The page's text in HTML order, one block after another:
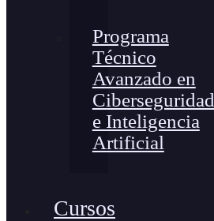
Programa
Técnico
Avanzado en
Ciberseguridad
e Inteligencia
Artificial
Cursos